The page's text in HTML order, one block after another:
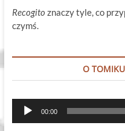
Recogito znaczy tyle, co
czymś.
O
Odtwarzacz
plików
00:00